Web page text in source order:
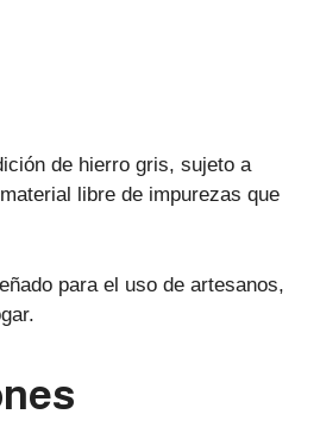
de hierro gris, sujeto a
libre de impurezas que
para el uso de artesanos,